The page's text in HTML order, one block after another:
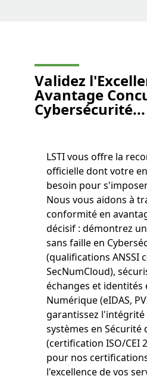
Validez
Avantage
Cybersécurité...
LSTI vous offre la
officielle dont votre
besoin pour
Nous vous aidons à
conformité en
décisif : démontrez
sans faille en
(qualifications ANSSI
SecNumCloud),
échanges et identités
Numérique (eIDAS,
garantissez l'intégrité
systèmes en
(certification ISO/CEI
pour nos
l'excellence de vos